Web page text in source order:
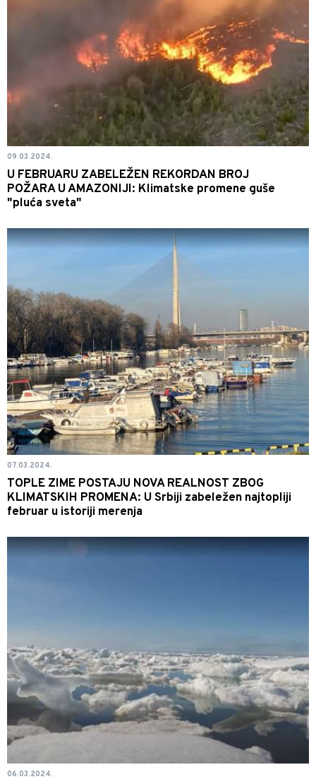
09.03.2024.
U FEBRUARU ZABELEŽEN REKORDAN BROJ
POŽARA U AMAZONIJI: Klimatske promene guše
"pluća sveta"
07.03.2024.
TOPLE ZIME POSTAJU NOVA REALNOST ZBOG
KLIMATSKIH PROMENA: U Srbiji zabeležen najtopliji
februar u istoriji merenja
06.03.2024.